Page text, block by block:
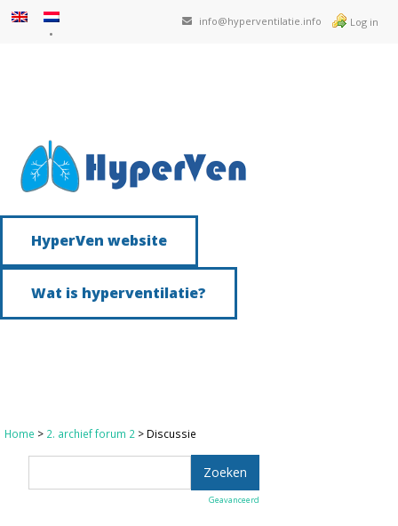
info@hyperventilatie.info Log in
HyperVen website
Wat is hyperventilatie?
Home > 2. archief forum 2 > Discussie
Geavanceerd